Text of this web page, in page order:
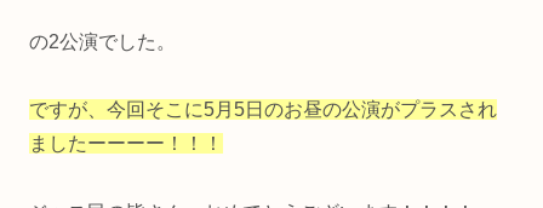
の2公演でした。
ですが、今回そこに5月5日のお昼の公演がプラスされ
ましたーーーー！！！